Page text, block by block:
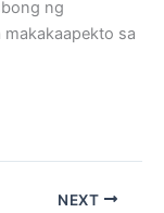
ng
sa
NEXT